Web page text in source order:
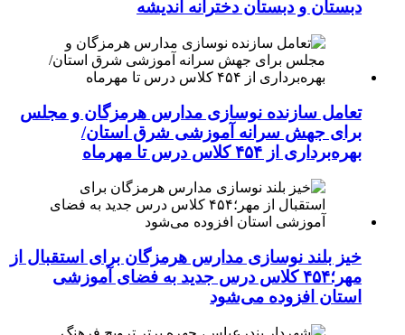
دبستان و دبستان دخترانه اندیشه
تعامل سازنده نوسازی مدارس هرمزگان و مجلس
برای جهش سرانه آموزشی شرق استان/
بهره‌برداری از ۴۵۴ کلاس درس تا مهرماه
خیز بلند نوسازی مدارس هرمزگان برای استقبال از
مهر؛۴۵۴ کلاس درس جدید به فضای آموزشی
استان افزوده می‌شود